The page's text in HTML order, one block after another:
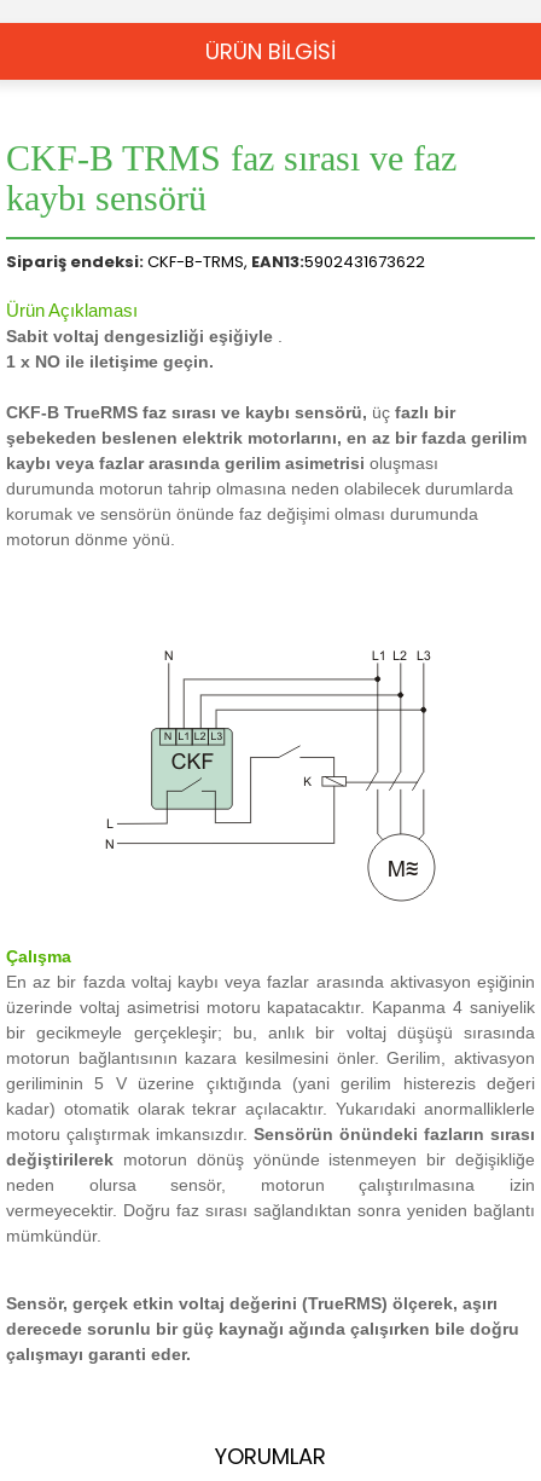
ÜRÜN BİLGİSİ
CKF-B TRMS faz sırası ve faz
kaybı sensörü
Sipariş endeksi:CKF-B-TRMS, EAN13:5902431673622
Ürün Açıklaması
Sabit voltaj dengesizliği eşiğiyle
1 x NO ile iletişime geçin.
CKF-B TrueRMS faz sırası ve kaybı sensörü, üç fazlı bir
şebekeden beslenen elektrik motorlarını, en az bir fazda gerilim
kaybı veya fazlar arasında gerilim asimetrisi oluşması
durumunda motorun tahrip olmasına neden olabilecek durumlarda
korumak ve sensörün önünde faz değişimi olması durumunda
motorun dönme yönü.
Çalışma
En az bir fazda voltaj kaybı veya fazlar arasında aktivasyon eşiğinin
üzerinde voltaj asimetrisi motoru kapatacaktır. Kapanma 4 saniyelik
bir gecikmeyle gerçekleşir; bu, anlık bir voltaj düşüşü sırasında
motorun bağlantısının kazara kesilmesini önler.Gerilim, aktivasyon
geriliminin 5 V üzerine çıktığında (yani gerilim histerezis değeri
kadar) otomatik olarak tekrar açılacaktır.Yukarıdaki anormalliklerle
motoru çalıştırmak imkansızdır. Sensörün önündeki fazların sırası
değiştirilerek motorun dönüş yönünde istenmeyen bir değişikliğe
neden olursa sensör, motorun çalıştırılmasına izin
vermeyecektir. Doğru faz sırası sağlandıktan sonra yeniden bağlantı
mümkündür.
Sensör, gerçek etkin voltaj değerini (TrueRMS) ölçerek, aşırı
derecede sorunlu bir güç kaynağı ağında çalışırken bile doğru
çalışmayı garanti eder.
YORUMLAR